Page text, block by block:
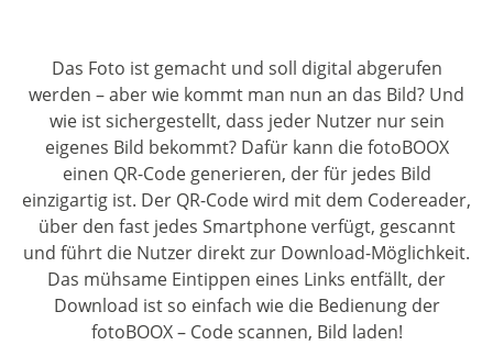
Das Foto ist gemacht und soll digital abgerufen
werden – aber wie kommt man nun an das Bild? Und
wie ist sichergestellt, dass jeder Nutzer nur sein
eigenes Bild bekommt? Dafür kann die fotoBOOX
einen QR-Code generieren, der für jedes Bild
einzigartig ist. Der QR-Code wird mit dem Codereader,
über den fast jedes Smartphone verfügt, gescannt
und führt die Nutzer direkt zur Download-Möglichkeit.
Das mühsame Eintippen eines Links entfällt, der
Download ist so einfach wie die Bedienung der
fotoBOOX – Code scannen, Bild laden!